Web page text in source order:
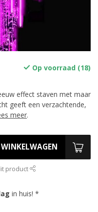
Op voorraad (18)
effect staven met maar
geeft een verzachtende,
meer.
product
in huis! *